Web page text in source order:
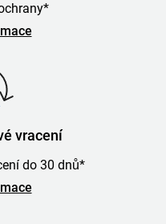
vracení
do 30 dnů*